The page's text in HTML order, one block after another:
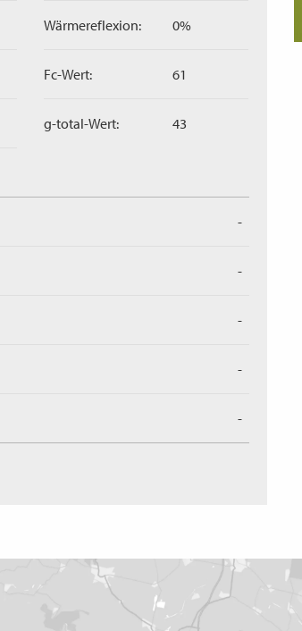
Wärmereflexion: 0%
Fc-Wert: 61
g-total-Wert: 43
-
-
-
-
-